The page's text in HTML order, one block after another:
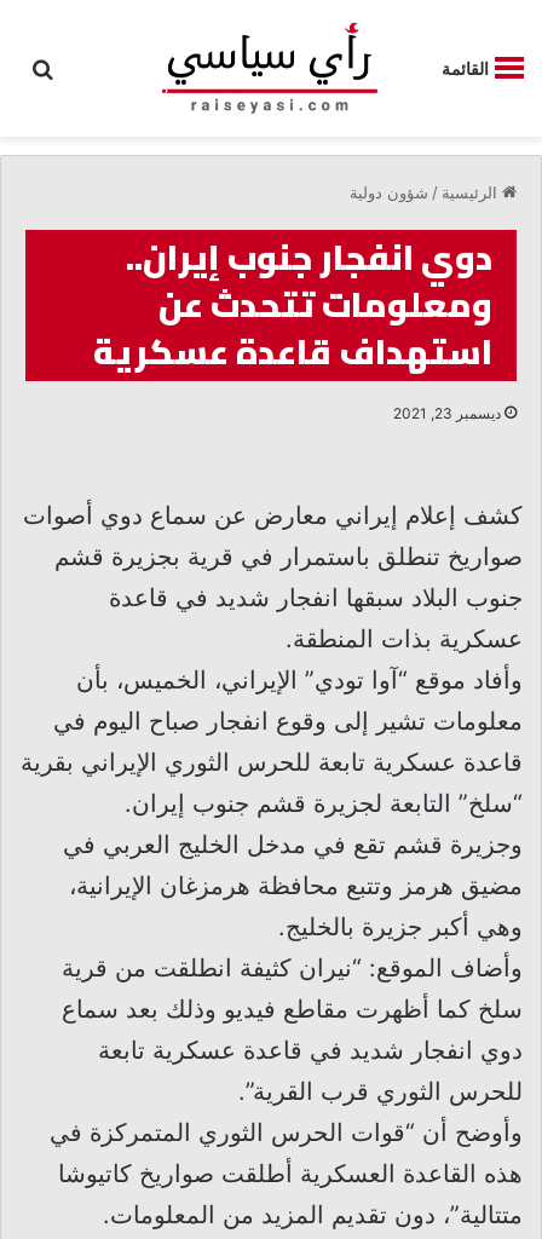
القائمة
الرئيسية / شؤون دولية
دوي انفجار جنوب إيران..
ومعلومات تتحدث عن
استهداف قاعدة عسكرية
ديسمبر 23, 2021
كشف إعلام إيراني معارض عن سماع دوي أصوات
صواريخ تنطلق باستمرار في قرية بجزيرة قشم
جنوب البلاد سبقها انفجار شديد في قاعدة
عسكرية بذات المنطقة.
وأفاد موقع “آوا تودي” الإيراني، الخميس، بأن
معلومات تشير إلى وقوع انفجار صباح اليوم في
قاعدة عسكرية تابعة للحرس الثوري الإيراني بقرية
“سلخ” التابعة لجزيرة قشم جنوب إيران.
وجزيرة قشم تقع في مدخل الخليج العربي في
مضيق هرمز وتتبع محافظة هرمزغان الإيرانية،
وهي أكبر جزيرة بالخليج.
وأضاف الموقع: “نيران كثيفة انطلقت من قرية
سلخ كما أظهرت مقاطع فيديو وذلك بعد سماع
دوي انفجار شديد في قاعدة عسكرية تابعة
للحرس الثوري قرب القرية”.
وأوضح أن “قوات الحرس الثوري المتمركزة في
هذه القاعدة العسكرية أطلقت صواريخ كاتيوشا
متتالية”، دون تقديم المزيد من المعلومات.